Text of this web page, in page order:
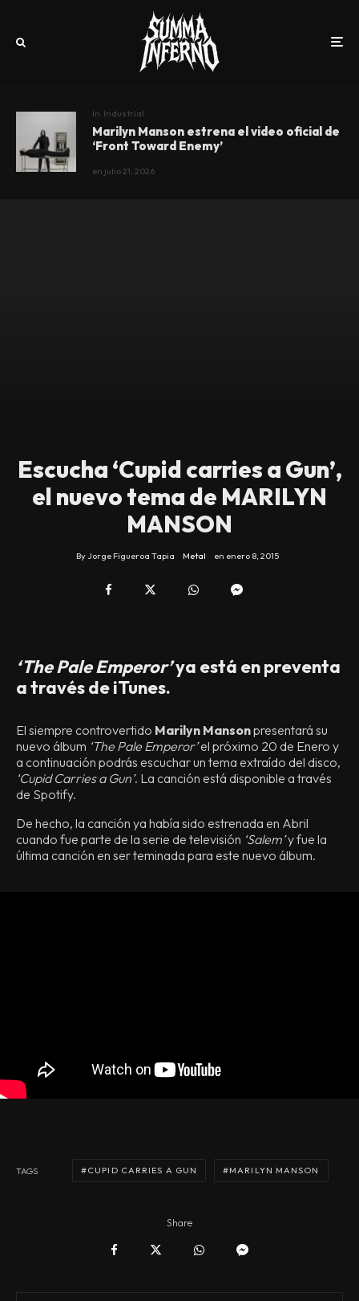
In Industrial
Marilyn Manson estrena el video oficial de
‘Front Toward Enemy’
en julio 21, 2026
Escucha ‘Cupid carries a Gun’,
el nuevo tema de MARILYN
MANSON
By Jorge Figueroa Tapia Metal en enero 8, 2015
‘The Pale Emperor’ya está en preventa
a través de iTunes.
El siempre controvertido Marilyn Mansonpresentará su
nuevo álbum ‘The Pale Emperor’el próximo 20 de Enero y
a continuación podrás escuchar un tema extraído del disco,
‘Cupid Carries a Gun’. La canción está disponible a través
de Spotify.
De hecho, la canción ya había sido estrenada en Abril
cuando fue parte de la serie de televisión ‘Salem’y fue la
última canción en ser teminada para este nuevo álbum.
TAGS CUPID CARRIES A GUN MARILYN MANSON
Share